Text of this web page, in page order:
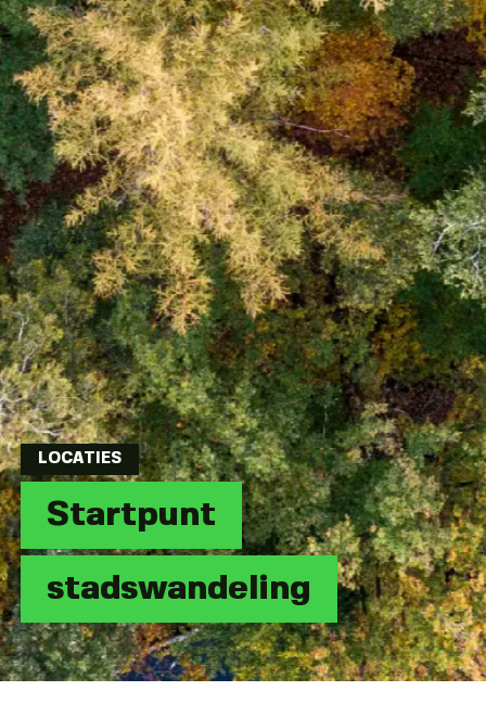
LOCATIES
Startpunt
stadswandeling